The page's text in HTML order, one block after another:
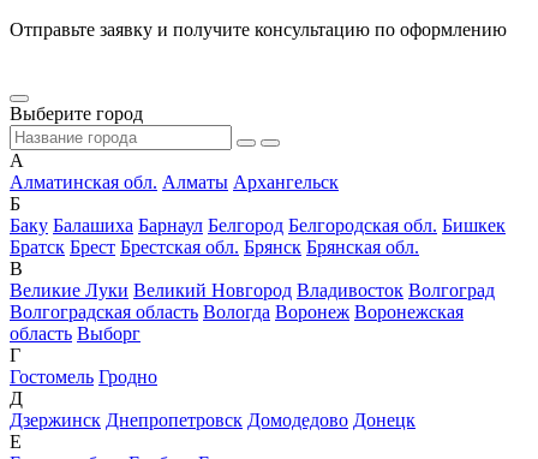
Отправьте заявку и получите консультацию по оформлению
Выберите город
А
Алматинская обл. Алматы Архангельск
Б
Баку Балашиха Барнаул Белгород Белгородская обл. Бишкек
Братск Брест Брестская обл. Брянск Брянская обл.
В
Великие Луки Великий Новгород Владивосток Волгоград
Волгоградская область Вологда Воронеж Воронежская
область Выборг
Г
Гостомель Гродно
Д
Дзержинск Днепропетровск Домодедово Донецк
Е